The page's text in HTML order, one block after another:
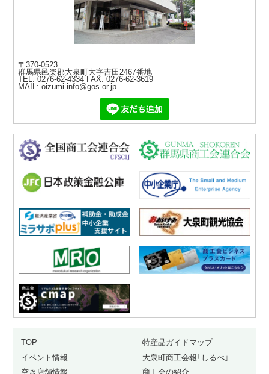
〒370-0523
群馬県邑楽郡大泉町大字吉田2467番地
TEL: 0276-62-4334 FAX: 0276-62-3619
MAIL: oizumi-info@gos.or.jp
TOP
特産品ガイドマップ
イベント情報
大泉町商工会報「しるべ」
空き店舗情報
商工会の紹介